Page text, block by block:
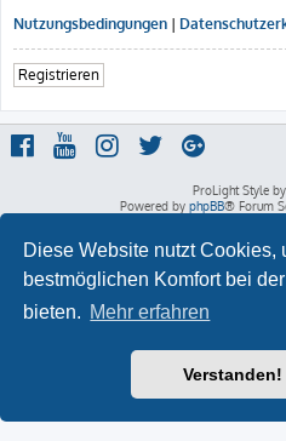
Diese Website nutzt Cookies,
bestmöglichen Komfort bei
bieten. Mehr erfahren
Verstanden!
Nutzungsbedingungen |
Registrieren
ProLight Style by
Powered by phpBB® Forum